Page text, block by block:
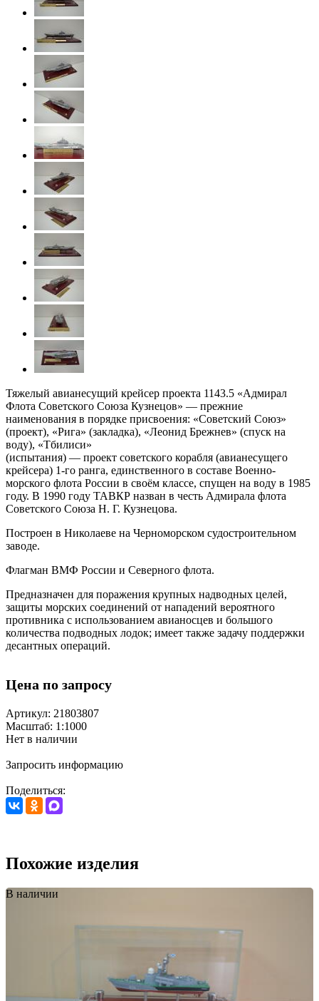
Тяжелый авианесущий крейсер проекта 1143.5 «Адмирал
Флота Советского Союза Кузнецов» — прежние
наименования в порядке присвоения: «Советский Союз»
(проект), «Рига» (закладка), «Леонид Брежнев» (спуск на
воду), «Тбилиси»
(испытания) — проект советского корабля (авианесущего
крейсера) 1-го ранга, единственного в составе Военно-
морского флота России в своём классе, спущен на воду в 1985
году. В 1990 году ТАВКР назван в честь Адмирала флота
Советского Союза Н. Г. Кузнецова.
Построен в Николаеве на Черноморском судостроительном
заводе.
Флагман ВМФ России и Северного флота.
Предназначен для поражения крупных надводных целей,
защиты морских соединений от нападений вероятного
противника с использованием авианосцев и большого
количества подводных лодок; имеет также задачу поддержки
десантных операций.
Цена по запросу
Артикул: 21803807
Масштаб: 1:1000
Нет в наличии
Запросить информацию
Поделиться:
Похожие изделия
В наличии